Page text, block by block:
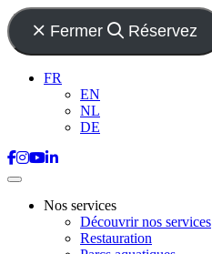
Fermer Réservez
FR
EN
NL
DE
Nos services
Découvrir nos services
Restauration